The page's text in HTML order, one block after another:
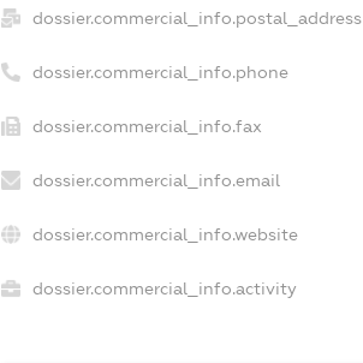
dossier.commercial_info.postal_address
dossier.commercial_info.phone
dossier.commercial_info.fax
dossier.commercial_info.email
dossier.commercial_info.website
dossier.commercial_info.activity